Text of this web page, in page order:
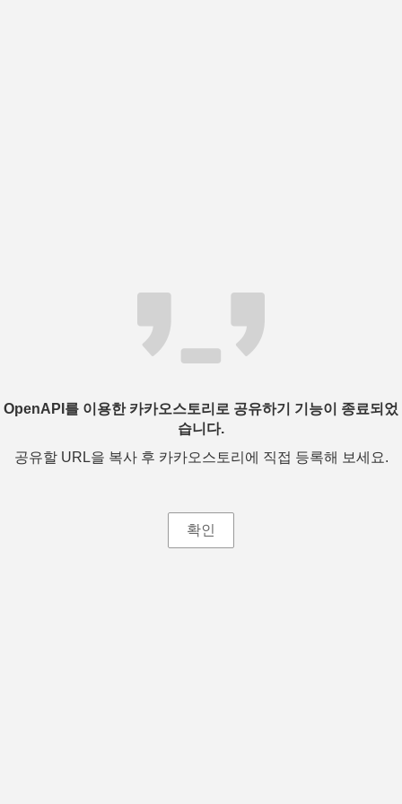
OpenAPI를 이용한 카카오스토리로 공유하기 기능이 종료되었
습니다.
공유할 URL을 복사 후 카카오스토리에 직접 등록해 보세요.
확인